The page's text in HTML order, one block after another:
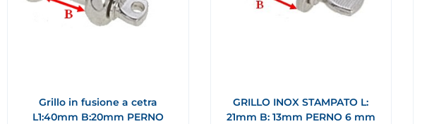
Grillo in fusione a cetra
L1:40mm B:20mm PERNO
GRILLO INOX STAMPATO L:
21mm B: 13mm PERNO 6 mm